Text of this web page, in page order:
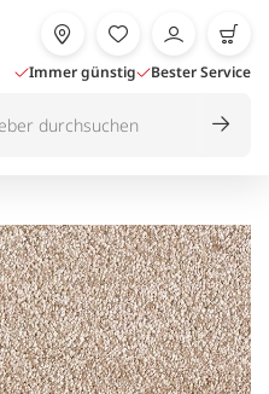
Immer günstig Bester Service